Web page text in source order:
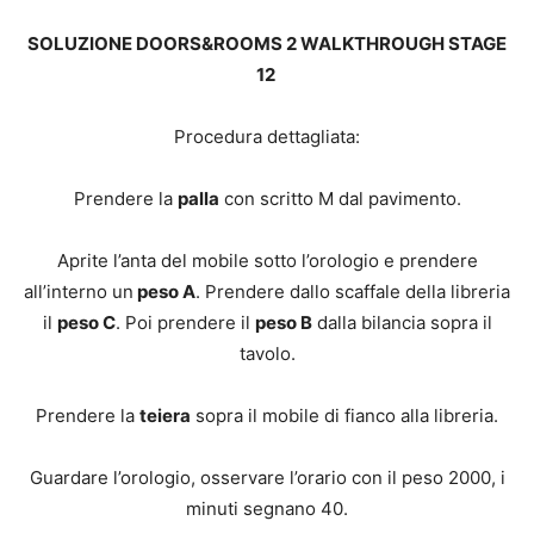
SOLUZIONE DOORS&ROOMS 2 WALKTHROUGH STAGE
12
Procedura dettagliata:
Prendere la palla con scritto M dal pavimento.
Aprite l’anta del mobile sotto l’orologio e prendere
all’interno un peso A. Prendere dallo scaffale della libreria
il peso C. Poi prendere il peso Bdalla bilancia sopra il
tavolo.
Prendere la teiera sopra il mobile di fianco alla libreria.
Guardare l’orologio, osservare l’orario con il peso 2000, i
minuti segnano 40.